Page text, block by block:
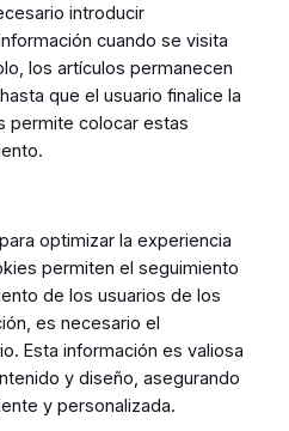
introducir
cuando se visita
los artículos permanecen
que el usuario finalice la
permite colocar estas
optimizar la experiencia
permiten el seguimiento
de los usuarios de los
es necesario el
Esta información es valiosa
y diseño, asegurando
y personalizada.